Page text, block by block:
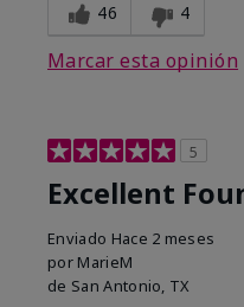
46 4
Marcar esta opinión
5
Excellent
Enviado Hace 2 meses
por MarieM
de San Antonio, TX